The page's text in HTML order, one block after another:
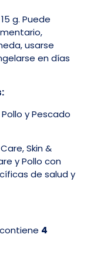
g. Puede
usarse
en días
y Pescado
Skin &
y Pollo con
de salud y
4